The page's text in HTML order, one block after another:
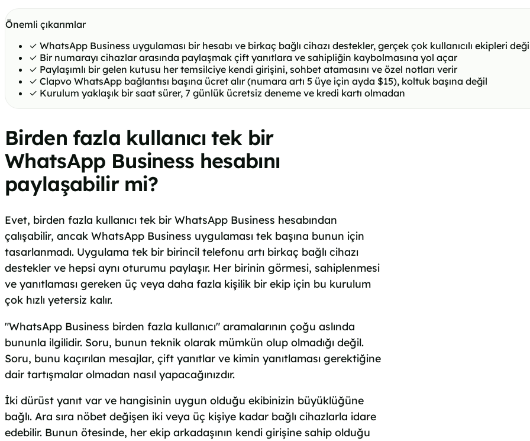
Önemli çıkarımlar
✓ WhatsApp Business uygulaması bir hesabı ve birkaç bağlı cihazı destekler, gerçek çok kullanıcılı ekipleri
✓ Bir numarayı cihazlar arasında paylaşmak çift yanıtlara ve sahipliğin kaybolmasına yol açar
✓ Paylaşımlı bir gelen kutusu her temsilciye kendi girişini, sohbet atamasını ve özel notları verir
✓ Clapvo WhatsApp bağlantısı başına ücret alır (numara artı 5 üye için ayda $15), koltuk başına değil
✓ Kurulum yaklaşık bir saat sürer, 7 günlük ücretsiz deneme ve kredi kartı olmadan
Birden fazla kullanıcı tek bir
WhatsApp Business hesabını
paylaşabilir mi?
Evet, birden fazla kullanıcı tek bir WhatsApp Business hesabından
çalışabilir, ancak WhatsApp Business uygulaması tek başına bunun için
tasarlanmadı. Uygulama tek bir birincil telefonu artı birkaç bağlı cihazı
destekler ve hepsi aynı oturumu paylaşır. Her birinin görmesi, sahiplenmesi
ve yanıtlaması gereken üç veya daha fazla kişilik bir ekip için bu kurulum
çok hızlı yetersiz kalır.
"WhatsApp Business birden fazla kullanıcı" aramalarının çoğu aslında
bununla ilgilidir. Soru, bunun teknik olarak mümkün olup olmadığı değil.
Soru, bunu kaçırılan mesajlar, çift yanıtlar ve kimin yanıtlaması gerektiğine
dair tartışmalar olmadan nasıl yapacağınızdır.
İki dürüst yanıt var ve hangisinin uygun olduğu ekibinizin büyüklüğüne
bağlı. Ara sıra nöbet değişen iki veya üç kişiye kadar bağlı cihazlarla idare
edebilir. Bunun ötesinde, her ekip arkadaşının kendi girişine sahip olduğu